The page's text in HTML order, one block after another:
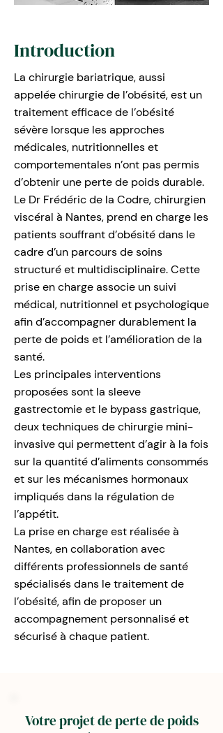
Introduction
La chirurgie bariatrique, aussi
appelée chirurgie de l’obésité, est un
traitement efficace de l’obésité
sévère lorsque les approches
médicales, nutritionnelles et
comportementales n’ont pas permis
d’obtenir une perte de poids durable.
Le Dr Frédéric de la Codre, chirurgien
viscéral à Nantes, prend en charge les
patients souffrant d’obésité dans le
cadre d’un parcours de soins
structuré et multidisciplinaire. Cette
prise en charge associe un suivi
médical, nutritionnel et psychologique
afin d’accompagner durablement la
perte de poids et l’amélioration de la
santé.
Les principales interventions
proposées sont la sleeve
gastrectomie et le bypass gastrique,
deux techniques de chirurgie mini-
invasive qui permettent d’agir à la fois
sur la quantité d’aliments consommés
et sur les mécanismes hormonaux
impliqués dans la régulation de
l’appétit.
La prise en charge est réalisée à
Nantes, en collaboration avec
différents professionnels de santé
spécialisés dans le traitement de
l’obésité, afin de proposer un
accompagnement personnalisé et
sécurisé à chaque patient.
Votre projet de perte de poids